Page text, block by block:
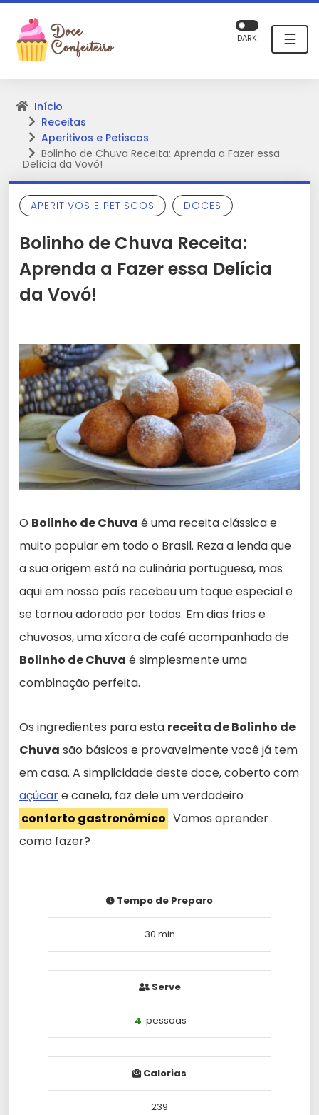
☰
DARK
Início
Receitas
Aperitivos e Petiscos
Bolinho de Chuva Receita: Aprenda a Fazer essa
Delícia da Vovó!
APERITIVOS E PETISCOS DOCES
Bolinho de Chuva Receita:
Aprenda a Fazer essa Delícia
da Vovó!
O Bolinho de Chuva é uma receita clássica e
muito popular em todo o Brasil. Reza a lenda que
a sua origem está na culinária portuguesa, mas
aqui em nosso país recebeu um toque especial e
se tornou adorado por todos. Em dias frios e
chuvosos, uma xícara de café acompanhada de
Bolinho de Chuva é simplesmente uma
combinação perfeita.
Os ingredientes para esta receita de Bolinho de
Chuva são básicos e provavelmente você já tem
em casa. A simplicidade deste doce, coberto com
açúcare canela, faz dele um verdadeiro
conforto gastronômico. Vamos aprender
como fazer?
Tempo de Preparo
30 min
Serve
4 pessoas
Calorias
239